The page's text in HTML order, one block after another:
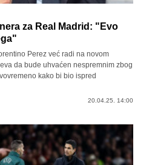
za Real Madrid: "Evo
Perez već radi na novom
da bude uhvaćen nespremnim zbog
kako bi bio ispred
20.04.25. 14:00